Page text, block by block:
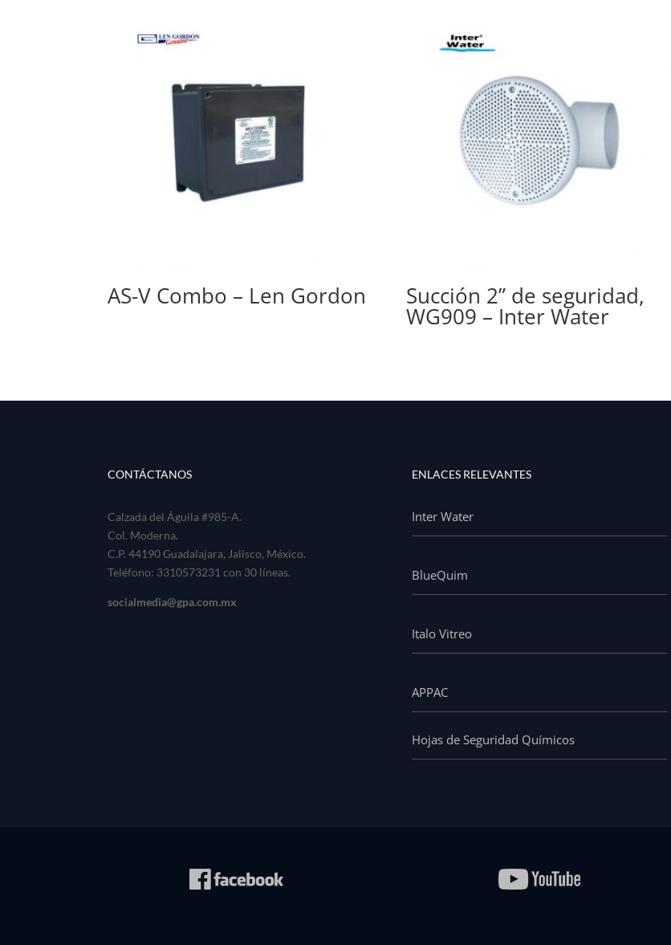
AS-V Combo – Len Gordon Succión 2” de seguridad,
WG909 – Inter Water
CONTÁCTANOS
Calzada del Águila #985-A.
Col. Moderna.
C.P. 44190 Guadalajara, Jalisco, México.
Teléfono: 3310573231 con 30 líneas.
socialmedia@gpa.com.mx
ENLACES RELEVANTES
Inter Water
BlueQuim
Italo Vitreo
APPAC
Hojas de Seguridad Químicos